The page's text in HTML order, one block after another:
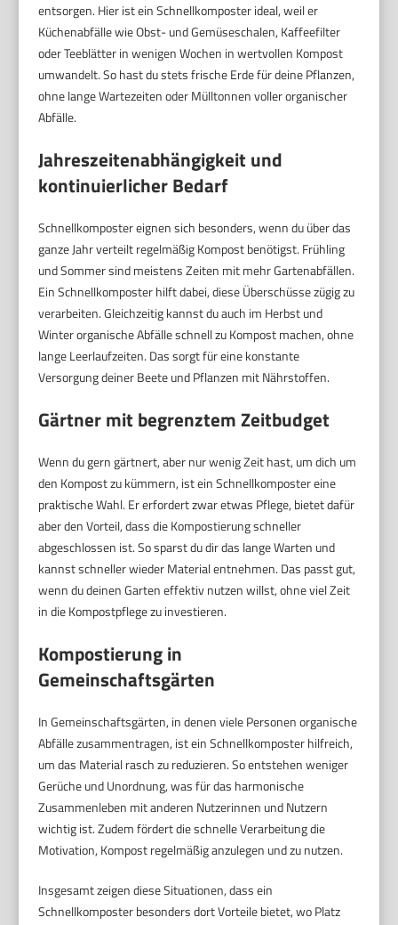
entsorgen. Hier ist ein Schnellkomposter ideal, weil er
Küchenabfälle wie Obst- und Gemüseschalen, Kaffeefilter
oder Teeblätter in wenigen Wochen in wertvollen Kompost
umwandelt. So hast du stets frische Erde für deine Pflanzen,
ohne lange Wartezeiten oder Mülltonnen voller organischer
Abfälle.
Jahreszeitenabhängigkeit und
kontinuierlicher Bedarf
Schnellkomposter eignen sich besonders, wenn du über das
ganze Jahr verteilt regelmäßig Kompost benötigst. Frühling
und Sommer sind meistens Zeiten mit mehr Gartenabfällen.
Ein Schnellkomposter hilft dabei, diese Überschüsse zügig zu
verarbeiten. Gleichzeitig kannst du auch im Herbst und
Winter organische Abfälle schnell zu Kompost machen, ohne
lange Leerlaufzeiten. Das sorgt für eine konstante
Versorgung deiner Beete und Pflanzen mit Nährstoffen.
Gärtner mit begrenztem Zeitbudget
Wenn du gern gärtnert, aber nur wenig Zeit hast, um dich um
den Kompost zu kümmern, ist ein Schnellkomposter eine
praktische Wahl. Er erfordert zwar etwas Pflege, bietet dafür
aber den Vorteil, dass die Kompostierung schneller
abgeschlossen ist. So sparst du dir das lange Warten und
kannst schneller wieder Material entnehmen. Das passt gut,
wenn du deinen Garten effektiv nutzen willst, ohne viel Zeit
in die Kompostpflege zu investieren.
Kompostierung in
Gemeinschaftsgärten
In Gemeinschaftsgärten, in denen viele Personen organische
Abfälle zusammentragen, ist ein Schnellkomposter hilfreich,
um das Material rasch zu reduzieren. So entstehen weniger
Gerüche und Unordnung, was für das harmonische
Zusammenleben mit anderen Nutzerinnen und Nutzern
wichtig ist. Zudem fördert die schnelle Verarbeitung die
Motivation, Kompost regelmäßig anzulegen und zu nutzen.
Insgesamt zeigen diese Situationen, dass ein
Schnellkomposter besonders dort Vorteile bietet, wo Platz